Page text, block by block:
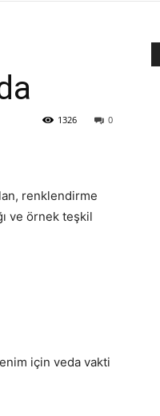
0
1326
renklendirme
ve örnek teşkil
için veda vakti